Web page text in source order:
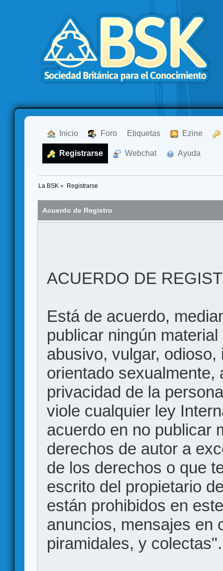
Inicio Foro Etiquetas Ezine
Registrarse Webchat Ayuda
La BSK » Registrarse
Acuerdo de Registro
ACUERDO DE
Está de acuerdo,
publicar ningún
abusivo, vulgar,
orientado sexualmente,
privacidad de la
viole cualquier ley
acuerdo en no publicar
derechos de autor a
de los derechos o que
escrito del propietario
están prohibidos en
anuncios, mensajes en
piramidales, y colectas".